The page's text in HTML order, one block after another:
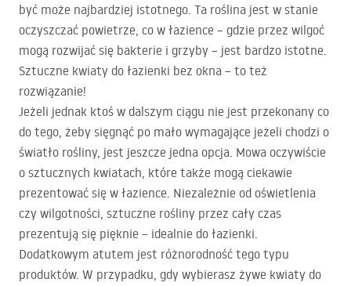
być może najbardziej istotnego. Ta roślina jest w stanie
oczyszczać powietrze, co w łazience – gdzie przez wilgoć
mogą rozwijać się bakterie i grzyby – jest bardzo istotne.
Sztuczne kwiaty do łazienki bez okna – to też
rozwiązanie!
Jeżeli jednak ktoś w dalszym ciągu nie jest przekonany co
do tego, żeby sięgnąć po mało wymagające jeżeli chodzi o
światło rośliny, jest jeszcze jedna opcja. Mowa oczywiście
o sztucznych kwiatach, które także mogą ciekawie
prezentować się w łazience. Niezależnie od oświetlenia
czy wilgotności, sztuczne rośliny przez cały czas
prezentują się pięknie – idealnie do łazienki.
Dodatkowym atutem jest różnorodność tego typu
produktów. W przypadku, gdy wybierasz żywe kwiaty do